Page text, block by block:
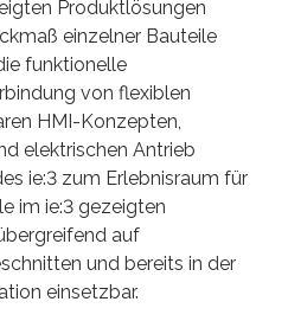
Produktlösungen
einzelner Bauteile
funktionelle
von flexiblen
HMI-Konzepten,
elektrischen Antrieb
ie:3 zum Erlebnisraum für
im ie:3 gezeigten
auf
und bereits in der
einsetzbar.